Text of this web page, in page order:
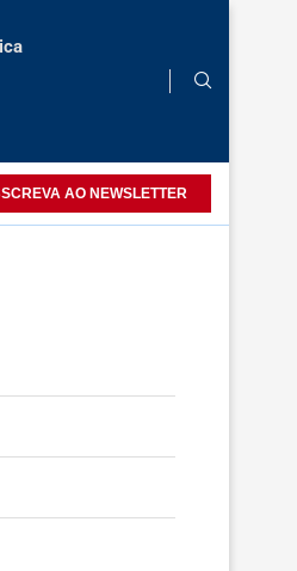
conjunta na promoção do bem-
AO NEWSLETTER